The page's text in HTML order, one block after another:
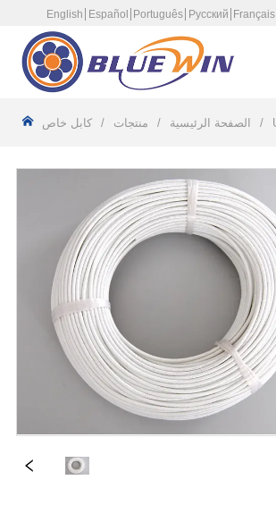
English Español Português Русский Français
الصفحة الرئيسية / منتجات / كابل خاص /